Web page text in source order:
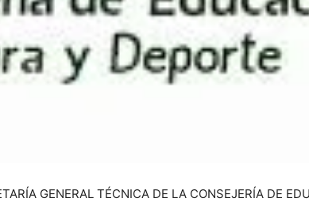
GENERAL TÉCNICA DE LA CONSEJERÍA DE